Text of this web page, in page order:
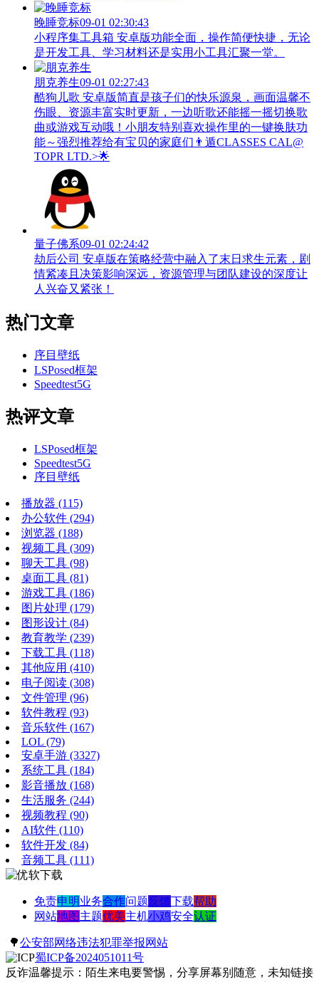
晚睡竞标09-01 02:30:43
小程序集工具箱 安卓版功能全面，操作简便快捷，无论
是开发工具、学习材料还是实用小工具汇聚一堂。
朋克养生09-01 02:27:43
酷狗儿歌 安卓版简直是孩子们的快乐源泉，画面温馨不
伤眼、资源丰富实时更新，一边听歌还能摇一摇切换歌
曲或游戏互动哦！小朋友特别喜欢操作里的一键换肤功
能～强烈推荐给有宝贝的家庭们👨‍遁️CLASSES CAL@
TOPR LTD.>🌟
量子佛系09-01 02:24:42
劫后公司 安卓版在策略经营中融入了末日求生元素，剧
情紧凑且决策影响深远，资源管理与团队建设的深度让
人兴奋又紧张！
热门文章
序目壁纸
LSPosed框架
Speedtest5G
热评文章
LSPosed框架
Speedtest5G
序目壁纸
播放器 (115)
办公软件 (294)
浏览器 (188)
视频工具 (309)
聊天工具 (98)
桌面工具 (81)
游戏工具 (186)
图片处理 (179)
图形设计 (84)
教育教学 (239)
下载工具 (118)
其他应用 (410)
电子阅读 (308)
文件管理 (96)
软件教程 (93)
音乐软件 (167)
LOL (79)
安卓手游 (3327)
系统工具 (184)
影音播放 (168)
生活服务 (244)
视频教程 (90)
AI软件 (110)
软件开发 (84)
音频工具 (111)
免责申明业务合作问题反馈下载帮助
网站地图 主题优美主机小鸡安全认证
🌳公安部网络违法犯罪举报网站
蜀ICP备2024051011号
反诈温馨提示：陌生来电要警惕，分享屏幕别随意，未知链接